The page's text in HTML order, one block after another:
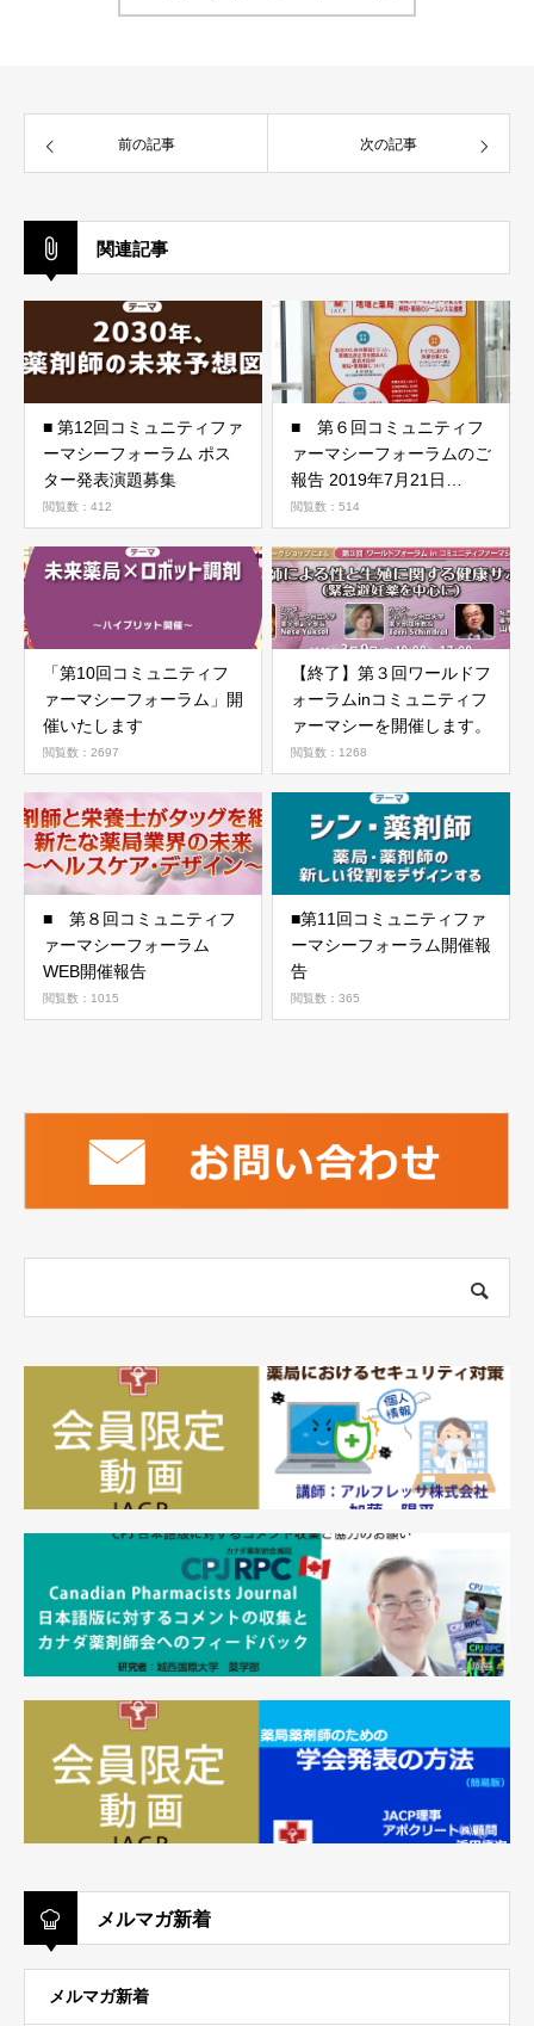
前の記事 次の記事
関連記事
■ 第12回コミュニティファ
ーマシーフォーラム ポス
ター発表演題募集
閲覧数：412
■ 第６回コミュニティフ
ァーマシーフォーラムのご
報告 2019年7月21日
（日）
閲覧数：514
「第10回コミュニティフ
ァーマシーフォーラム」開
催いたします
閲覧数：2697
【終了】第３回ワールドフ
ォーラムinコミュニティフ
ァーマシーを開催します。
閲覧数：1268
■ 第８回コミュニティフ
ァーマシーフォーラム
WEB開催報告
閲覧数：1015
■第11回コミュニティファ
ーマシーフォーラム開催報
告
閲覧数：365
メルマガ新着
メルマガ新着